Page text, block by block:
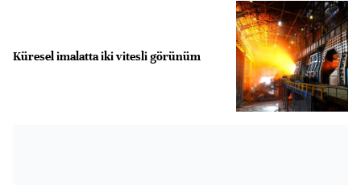
Küresel imalatta iki vitesli görünüm